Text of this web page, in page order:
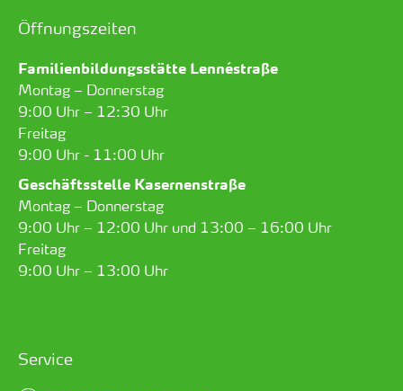
Öffnungszeiten
Familienbildungsstätte Lennéstraße
Montag – Donnerstag
9:00 Uhr – 12:30 Uhr
Freitag
9:00 Uhr - 11:00 Uhr
Geschäftsstelle Kasernenstraße
Montag – Donnerstag
9:00 Uhr – 12:00 Uhr und 13:00 – 16:00 Uhr
Freitag
9:00 Uhr – 13:00 Uhr
Service